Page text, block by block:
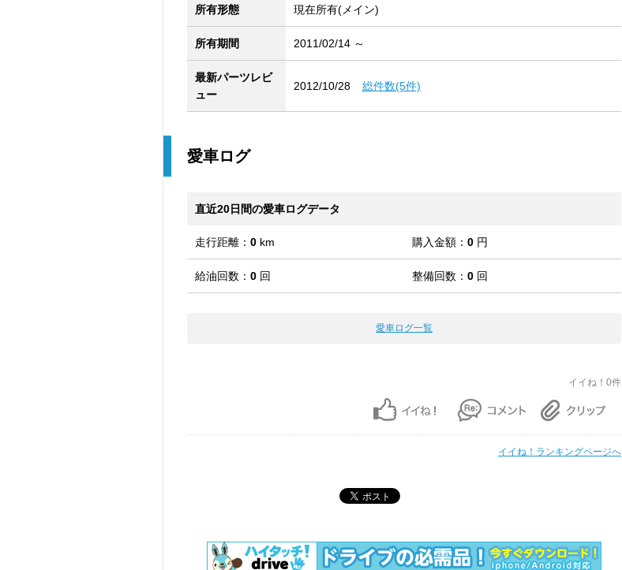
所有形態 現在所有(メイン)
所有期間 2011/02/14 ～
最新パーツレビ
ュー
2012/10/28 総件数(5件)
愛車ログ
直近20日間の愛車ログデータ
走行距離： 0 km 購入金額： 0 円
給油回数： 0 回 整備回数： 0 回
愛車ログ一覧
イイね！0件
イイね！ランキングページへ